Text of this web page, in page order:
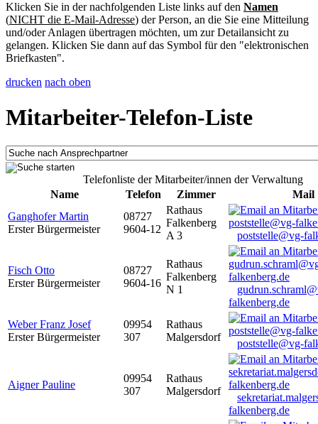
Klicken Sie in der nachfolgenden Liste links auf den Namen
(NICHT die E-Mail-Adresse) der Person, an die Sie eine Mitteilung
und/oder Anlagen übertragen möchten, um zur Detailansicht zu
gelangen. Klicken Sie dann auf das Symbol für den "elektronischen
Briefkasten".
drucken nach oben
Mitarbeiter-Telefon-Liste
Telefonliste der Mitarbeiter/innen der Verwaltung
Name
Telefon Zimmer
Mail
Ganghofer Martin
Erster Bürgermeister
08727
9604-12
Rathaus
Falkenberg
A 3
poststelle@vg-
Fisch Otto
Erster Bürgermeister
08727
9604-16
Rathaus
Falkenberg
N 1
falkenberg.de
Weber Franz Josef
Erster Bürgermeister
09954
307
Rathaus
Malgersdorf
poststelle@vg-
Aigner Pauline
09954
307
Rathaus
Malgersdorf
falkenberg.de